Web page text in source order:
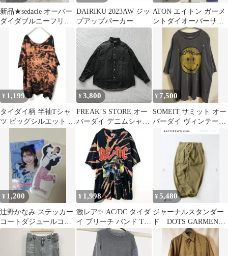
新品★sedacle オーバー
ダイダブルニーフリン
ジデニム S インディゴ
DAIRIKU 2023AW ジッ
プアップパーカー
ATON エイトン ガーメ
ントダイオーバーサイ
ズスエット04
¥ 1,199
タイダイ柄 半袖Tシャ
ツ ビッグシルエット オ
クス 古着
¥3,800
FREAK’S STORE オー
バーダイ デニムシャツ
リラックスフィット
¥ 7,500
SOMEIT サミット オー
バーダイ ヴィンテージ
加工 スマイリー Tシャ
¥ 1,200
辻野かなみ ステッカー
コートダジュールコラ
ボ
¥ 1,998
激レア✨️ AC/DC タイダ
イ ブリーチ バンド Tシ
ャツ ロックT 【S】
¥5,480
ジャーナルスタンダー
ド DOTS GARMENT
DYE OVER PT